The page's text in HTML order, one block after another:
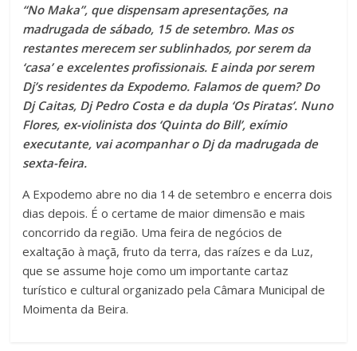
“No Maka”, que dispensam apresentações, na
madrugada de sábado, 15 de setembro. Mas os
restantes merecem ser sublinhados, por serem da
‘casa’ e excelentes profissionais. E ainda por serem
Dj’s residentes da Expodemo. Falamos de quem? Do
Dj Caitas, Dj Pedro Costa e da dupla ‘Os Piratas’. Nuno
Flores, ex-violinista dos ‘Quinta do Bill’, exímio
executante, vai acompanhar o Dj da madrugada de
sexta-feira.
A Expodemo abre no dia 14 de setembro e encerra dois
dias depois. É o certame de maior dimensão e mais
concorrido da região. Uma feira de negócios de
exaltação à maçã, fruto da terra, das raízes e da Luz,
que se assume hoje como um importante cartaz
turístico e cultural organizado pela Câmara Municipal de
Moimenta da Beira.